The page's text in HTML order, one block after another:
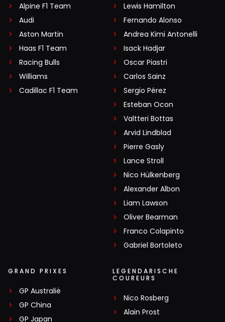
Alpine F1 Team
Audi
Aston Martin
Haas F1 Team
Racing Bulls
Williams
Cadillac F1 Team
Lewis Hamilton
Fernando Alonso
Andrea Kimi Antonelli
Isack Hadjar
Oscar Piastri
Carlos Sainz
Sergio Pérez
Esteban Ocon
Valtteri Bottas
Arvid Lindblad
Pierre Gasly
Lance Stroll
Nico Hülkenberg
Alexander Albon
Liam Lawson
Oliver Bearman
Franco Colapinto
Gabriel Bortoleto
GRAND PRIXES
GP Australië
GP China
GP Japan
LEGENDARISCHE
COUREURS
Nico Rosberg
Alain Prost